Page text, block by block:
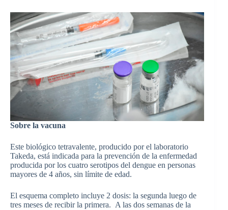
Sobre la vacuna
Este biológico tetravalente, producido por el laboratorio
Takeda, está indicada para la prevención de la enfermedad
producida por los cuatro serotipos del dengue en personas
mayores de 4 años, sin límite de edad.
El esquema completo incluye 2 dosis: la segunda luego de
tres meses de recibir la primera. A las dos semanas de la